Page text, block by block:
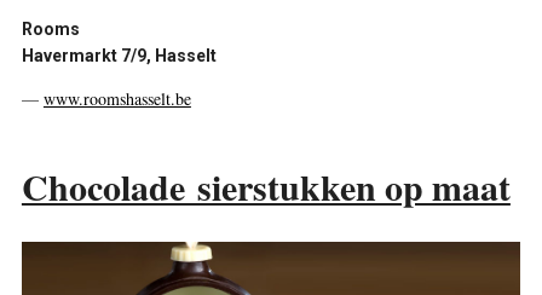
Rooms
Havermarkt 7/9, Hasselt
— www.roomshasselt.be
Chocolade sierstukken op maat